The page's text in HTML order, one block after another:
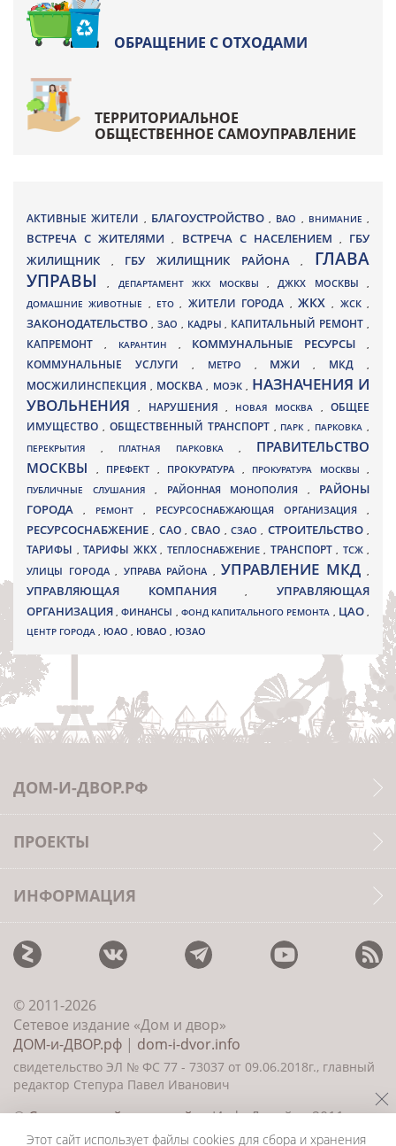
ОБРАЩЕНИЕ С ОТХОДАМИ
ТЕРРИТОРИАЛЬНОЕ
ОБЩЕСТВЕННОЕ САМОУПРАВЛЕНИЕ
АКТИВНЫЕ ЖИТЕЛИ , БЛАГОУСТРОЙСТВО , ВАО , ВНИМАНИЕ ,
ВСТРЕЧА С ЖИТЕЛЯМИ, ВСТРЕЧА С НАСЕЛЕНИЕМ , ГБУ
ЖИЛИЩНИК
, ГБУ ЖИЛИЩНИК РАЙОНА, ГЛАВА
УПРАВЫ, ДЕПАРТАМЕНТ ЖКХ МОСКВЫ ,ДЖКХ МОСКВЫ ,
ДОМАШНИЕ ЖИВОТНЫЕ , ЕТО, ЖИТЕЛИ ГОРОДА , ЖКХ, ЖСК,
ЗАКОНОДАТЕЛЬСТВО , ЗАО , КАДРЫ, КАПИТАЛЬНЫЙ РЕМОНТ ,
КАПРЕМОНТ , КАРАНТИН , КОММУНАЛЬНЫЕ РЕСУРСЫ,
КОММУНАЛЬНЫЕ УСЛУГИ , МЕТРО , МЖИ, МКД ,
МОСЖИЛИНСПЕКЦИЯ, МОСКВА , МОЭК , НАЗНАЧЕНИЯ И
УВОЛЬНЕНИЯ, НАРУШЕНИЯ , НОВАЯ МОСКВА ,ОБЩЕЕ
ИМУЩЕСТВО , ОБЩЕСТВЕННЫЙ ТРАНСПОРТ , ПАРК, ПАРКОВКА ,
ПЕРЕКРЫТИЯ , ПЛАТНАЯ ПАРКОВКА , ПРАВИТЕЛЬСТВО
МОСКВЫ
, ПРЕФЕКТ , ПРОКУРАТУРА , ПРОКУРАТУРА МОСКВЫ ,
ПУБЛИЧНЫЕ СЛУШАНИЯ , РАЙОННАЯ МОНОПОЛИЯ , РАЙОНЫ
ГОРОДА
, РЕМОНТ , РЕСУРСОСНАБЖАЮЩАЯ ОРГАНИЗАЦИЯ ,
РЕСУРСОСНАБЖЕНИЕ, САО,СВАО ,СЗАО, СТРОИТЕЛЬСТВО,
ТАРИФЫ , ТАРИФЫ ЖКХ , ТЕПЛОСНАБЖЕНИЕ , ТРАНСПОРТ , ТСЖ ,
УЛИЦЫ ГОРОДА , УПРАВА РАЙОНА , УПРАВЛЕНИЕ МКД ,
УПРАВЛЯЮЩАЯ КОМПАНИЯ,УПРАВЛЯЮЩАЯ
ОРГАНИЗАЦИЯ,ФИНАНСЫ , ФОНД КАПИТАЛЬНОГО РЕМОНТА , ЦАО,
ЦЕНТР ГОРОДА , ЮАО , ЮВАО , ЮЗАО
ДОМ-И-ДВОР.РФ
ПРОЕКТЫ
ИНФОРМАЦИЯ
© 2011-2026
Сетевое издание «Дом и двор»
ДОМ-и-ДВОР.рф | dom-i-dvor.info
свидетельство ЭЛ № ФС 77 - 73037 от 09.06.2018г., главный
редактор Степура Павел Иванович
©Создание сайта и дизайн«ИнфоДизайн» 2011—
2026
Этот сайт использует файлы cookies для сбора и хранения